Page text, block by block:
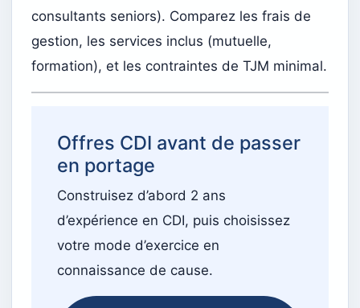
consultants seniors). Comparez les frais de
gestion, les services inclus (mutuelle,
formation), et les contraintes de TJM minimal.
Offres CDI avant de passer
en portage
Construisez d’abord 2 ans
d’expérience en CDI, puis choisissez
votre mode d’exercice en
connaissance de cause.